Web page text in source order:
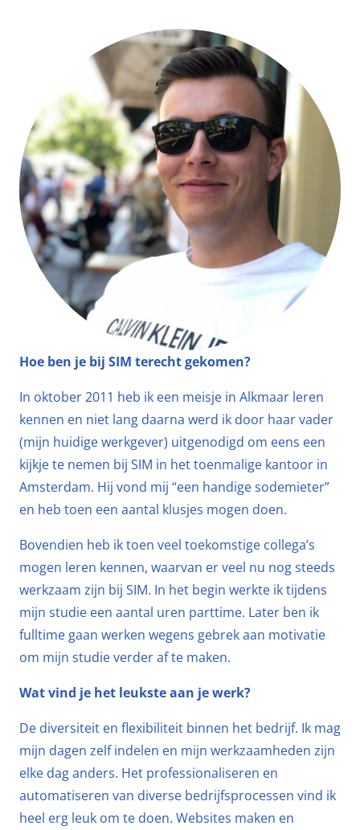
Hoe ben je bij SIM terecht gekomen?
In oktober 2011 heb ik een meisje in Alkmaar leren
kennen en niet lang daarna werd ik door haar vader
(mijn huidige werkgever) uitgenodigd om eens een
kijkje te nemen bij SIM in het toenmalige kantoor in
Amsterdam. Hij vond mij “een handige sodemieter”
en heb toen een aantal klusjes mogen doen.
Bovendien heb ik toen veel toekomstige collega’s
mogen leren kennen, waarvan er veel nu nog steeds
werkzaam zijn bij SIM. In het begin werkte ik tijdens
mijn studie een aantal uren parttime. Later ben ik
fulltime gaan werken wegens gebrek aan motivatie
om mijn studie verder af te maken.
Wat vind je het leukste aan je werk?
De diversiteit en flexibiliteit binnen het bedrijf. Ik mag
mijn dagen zelf indelen en mijn werkzaamheden zijn
elke dag anders. Het professionaliseren en
automatiseren van diverse bedrijfsprocessen vind ik
heel erg leuk om te doen. Websites maken en